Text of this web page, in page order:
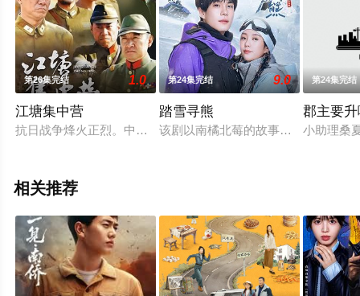
第26集完结 1.0
江塘集中营
抗日战争烽火正烈。中国共产党领导的新四军特遣支队三千将
第24集完结 9.0
踏雪寻熊
该剧以南橘北莓的故事为缘起，讲述
第24集完结
郡主要
小助理桑
相关推荐